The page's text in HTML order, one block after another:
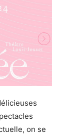
on se